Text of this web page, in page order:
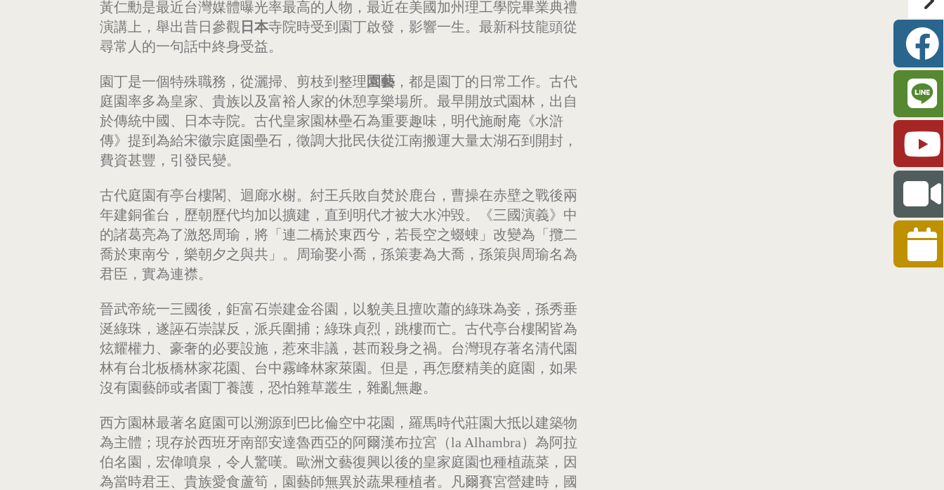
黃仁勳是最近台灣媒體曝光率最高的人物，最近在美國加州理工學院畢業典禮
演講上，舉出昔日參觀 日本寺院時受到園丁啟發，影響一生。最新科技龍頭從
尋常人的一句話中終身受益。
園丁是一個特殊職務，從灑掃、剪枝到整理 園藝 ，都是園丁的日常工作。古代
庭園率多為皇家、貴族以及富裕人家的休憩享樂場所。最早開放式園林，出自
於傳統中國、日本寺院。古代皇家園林壘石為重要趣味，明代施耐庵《水滸
傳》提到為給宋徽宗庭園壘石，徵調大批民伕從江南搬運大量太湖石到開封，
費資甚豐，引發民變。
古代庭園有亭台樓閣、迴廊水榭。紂王兵敗自焚於鹿台，曹操在赤壁之戰後兩
年建銅雀台，歷朝歷代均加以擴建，直到明代才被大水沖毀。《三國演義》中
的諸葛亮為了激怒周瑜，將「連二橋於東西兮，若長空之蝃蝀」改變為「攬二
喬於東南兮，樂朝夕之與共」。周瑜娶小喬，孫策妻為大喬，孫策與周瑜名為
君臣，實為連襟。
晉武帝統一三國後，鉅富石崇建金谷園，以貌美且擅吹蕭的綠珠為妾，孫秀垂
涎綠珠，遂誣石崇謀反，派兵圍捕；綠珠貞烈，跳樓而亡。古代亭台樓閣皆為
炫耀權力、豪奢的必要設施，惹來非議，甚而殺身之禍。台灣現存著名清代園
林有台北板橋林家花園、台中霧峰林家萊園。但是，再怎麼精美的庭園，如果
沒有園藝師或者園丁養護，恐怕雜草叢生，雜亂無趣。
西方園林最著名庭園可以溯源到巴比倫空中花園，羅馬時代莊園大抵以建築物
為主體；現存於西班牙南部安達魯西亞的阿爾漢布拉宮（la Alhambra）為阿拉
伯名園，宏偉噴泉，令人驚嘆。歐洲文藝復興以後的皇家庭園也種植蔬菜，因
為當時君王、貴族愛食蘆筍，園藝師無異於蔬果種植者。凡爾賽宮營建時，國